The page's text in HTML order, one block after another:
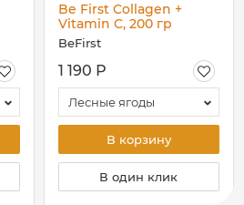
Be First Collagen +
Vitamin C, 200 гр
BeFirst
1 190 Р
Лесные ягоды
В корзину
В один клик